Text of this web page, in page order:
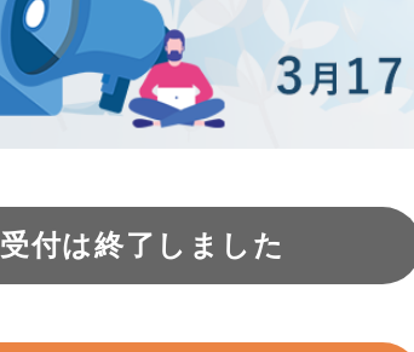
受付は終了しました